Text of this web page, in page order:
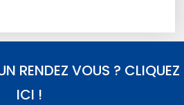
RENDEZ VOUS ? CLIQUEZ
ICI !